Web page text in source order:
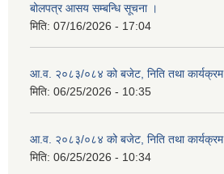
बोलपत्र आसय सम्बन्धि सूचना ।
मिति: 07/16/2026 - 17:04
आ.व. २०८३/०८४ को बजेट, निति तथा कार्यक्रम
मिति: 06/25/2026 - 10:35
आ.व. २०८३/०८४ को बजेट, निति तथा कार्यक्रम
मिति: 06/25/2026 - 10:34